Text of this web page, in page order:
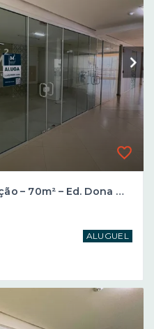
Sala Comercial para Locação – 70m² – Ed. Dona Maria – Centro de Pinhalzinho/SC
ALUGUEL